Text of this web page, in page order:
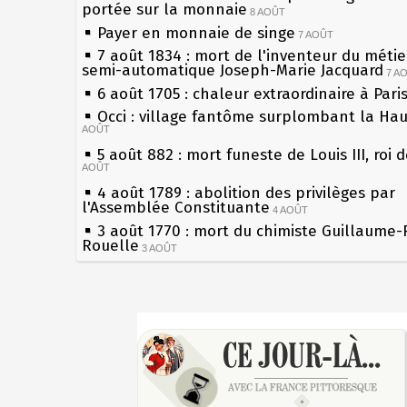
portée sur la monnaie 8 AOÛT
Payer en monnaie de singe 7 AOÛT
7 août 1834 : mort de l'inventeur du
semi-automatique Joseph-Marie Jacquard 7
6 août 1705 : chaleur extraordinaire à Paris
Occi : village fantôme surplombant la
AOÛT
5 août 882 : mort funeste de Louis III, roi
AOÛT
4 août 1789 : abolition des privilèges par
l'Assemblée Constituante 4 AOÛT
3 août 1770 : mort du chimiste Guillaume-
Rouelle 3 AOÛT
Musée Jean de La Fontaine : réouverture
1er août 1589 : Henri III est poignardé à
par Jacques Clément, moine jacobin 1ER AOÛT
31 juillet 1899 : décret instaurant les
boîtes aux lettres en fonte de Léon
les siècles
27 mai 1610 : supplice de François
du roi Henri IV
Pierre qui roule n'amasse pas mousse